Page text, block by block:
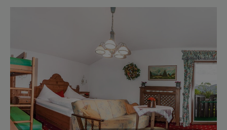
Klettersteig
Kletterwald
Kutschenfahrten
Leihrodeln